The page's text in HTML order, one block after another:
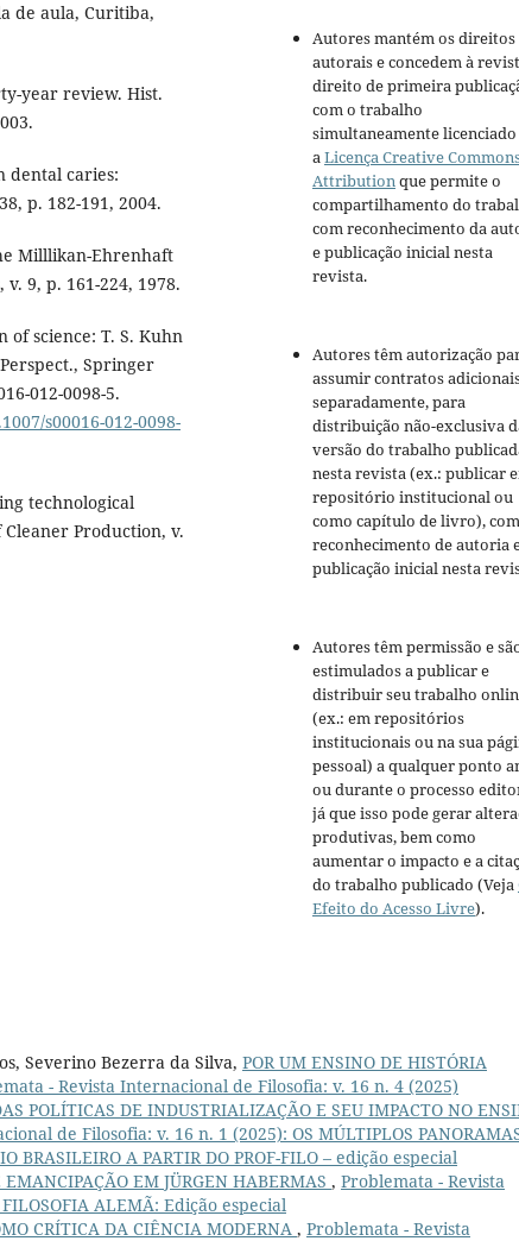
de aula, Curitiba,
year review. Hist.
dental caries:
p. 182-191, 2004.
Milllikan-Ehrenhaft
9, p. 161-224, 1978.
of science: T. S. Kuhn
Springer
012-0098-5.
s00016-012-0098-
technological
Production, v.
Autores mantém os direitos
autorais e concedem à
direito de primeira
com o trabalho
simultaneamente
aLicença Creative
Attributionque permite o
compartilhamento do
com reconhecimento da
e publicação inicial nesta
revista.
Autores têm autorização
assumir contratos
separadamente, para
distribuição não-exclusiva
versão do trabalho
nesta revista (ex.: publicar
repositório institucional ou
como capítulo de livro), com
reconhecimento de autoria
publicação inicial nesta
Autores têm permissão e
estimulados a publicar e
distribuir seu trabalho
(ex.: em repositórios
institucionais ou na sua
pessoal) a qualquer ponto
ou durante o processo
já que isso pode gerar
produtivas, bem como
aumentar o impacto e a
do trabalho publicado (Veja
Efeito do Acesso Livre).
Severino Bezerra da Silva, POR UM ENSINO DE HISTÓRIA
- Revista Internacional de Filosofia: v. 16 n. 4 (2025)
POLÍTICAS DE INDUSTRIALIZAÇÃO E SEU IMPACTO NO
de Filosofia: v. 16 n. 1 (2025): OS MÚLTIPLOS
BRASILEIRO A PARTIR DO PROF-FILO – edição especial
EMANCIPAÇÃO EM JÜRGEN HABERMAS , Problemata - Revista
ALEMÃ: Edição especial
CRÍTICA DA CIÊNCIA MODERNA , Problemata - Revista